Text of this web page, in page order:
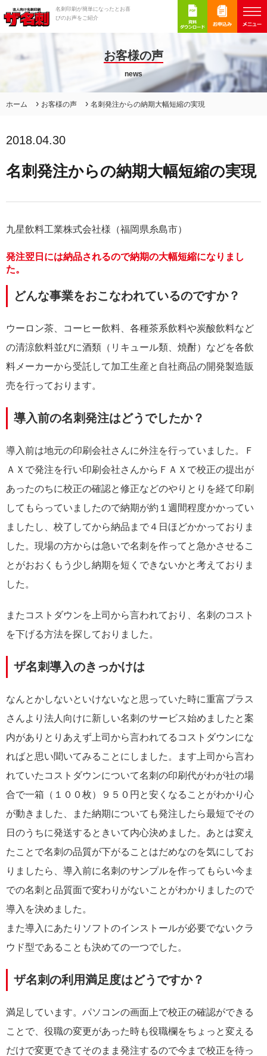
名刺印刷が簡単になったとお喜
びのお声をご紹介
お客様の声
news
ホーム › お客様の声 › 名刺発注からの納期大幅短縮の実現
2018.04.30
名刺発注からの納期大幅短縮の実現
九星飲料工業株式会社様（福岡県糸島市）
発注翌日には納品されるので納期の大幅短縮になりまし
た。
どんな事業をおこなわれているのですか？
ウーロン茶、コーヒー飲料、各種茶系飲料や炭酸飲料など
の清涼飲料並びに酒類（リキュール類、焼酎）などを各飲
料メーカーから受託して加工生産と自社商品の開発製造販
売を行っております。
導入前の名刺発注はどうでしたか？
導入前は地元の印刷会社さんに外注を行っていました。Ｆ
ＡＸで発注を行い印刷会社さんからＦＡＸで校正の提出が
あったのちに校正の確認と修正などのやりとりを経て印刷
してもらっていましたので納期が約１週間程度かかってい
ましたし、校了してから納品まで４日ほどかかっておりま
した。現場の方からは急いで名刺を作ってと急かさせるこ
とがおおくもう少し納期を短くできないかと考えておりま
した。
またコストダウンを上司から言われており、名刺のコスト
を下げる方法を探しておりました。
ザ名刺導入のきっかけは
なんとかしないといけないなと思っていた時に重富プラス
さんより法人向けに新しい名刺のサービス始めましたと案
内がありとりあえず上司から言われてるコストダウンにな
ればと思い聞いてみることにしました。ます上司から言わ
れていたコストダウンについて名刺の印刷代がわが社の場
合で一箱（１００枚）９５０円と安くなることがわかり心
が動きました、また納期についても発注したら最短でその
日のうちに発送するときいて内心決めました。あとは変え
たことで名刺の品質が下がることはだめなのを気にしてお
りましたら、導入前に名刺のサンプルを作ってもらい今ま
での名刺と品質面で変わりがないことがわかりましたので
導入を決めました。
また導入にあたりソフトのインストールが必要でないクラ
ウド型であることも決めての一つでした。
ザ名刺の利用満足度はどうですか？
満足しています。パソコンの画面上で校正の確認ができる
ことで、役職の変更があった時も役職欄をちょっと変える
だけで変更できてそのまま発注するので今まで校正を待っ